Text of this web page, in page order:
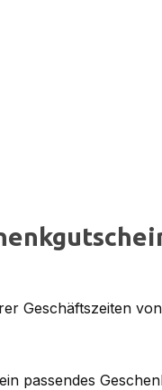
Geschäftszeiten
passendes